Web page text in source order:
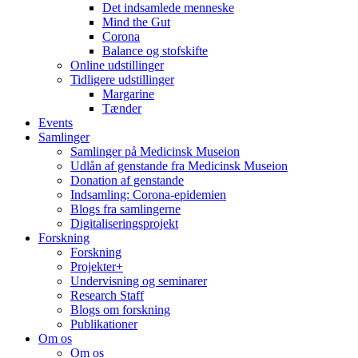
Det indsamlede menneske
Mind the Gut
Corona
Balance og stofskifte
Online udstillinger
Tidligere udstillinger
Margarine
Tænder
Events
Samlinger
Samlinger på Medicinsk Museion
Udlån af genstande fra Medicinsk Museion
Donation af genstande
Indsamling: Corona-epidemien
Blogs fra samlingerne
Digitaliseringsprojekt
Forskning
Forskning
Projekter+
Undervisning og seminarer
Research Staff
Blogs om forskning
Publikationer
Om os
Om os